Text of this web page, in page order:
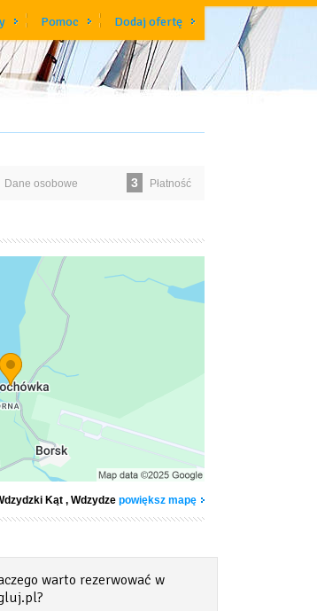
Pomoc Dodaj ofertę
Dane osobowe 3 Płatność
Kąt , Wdzydze powiększ mapę
warto rezerwować w